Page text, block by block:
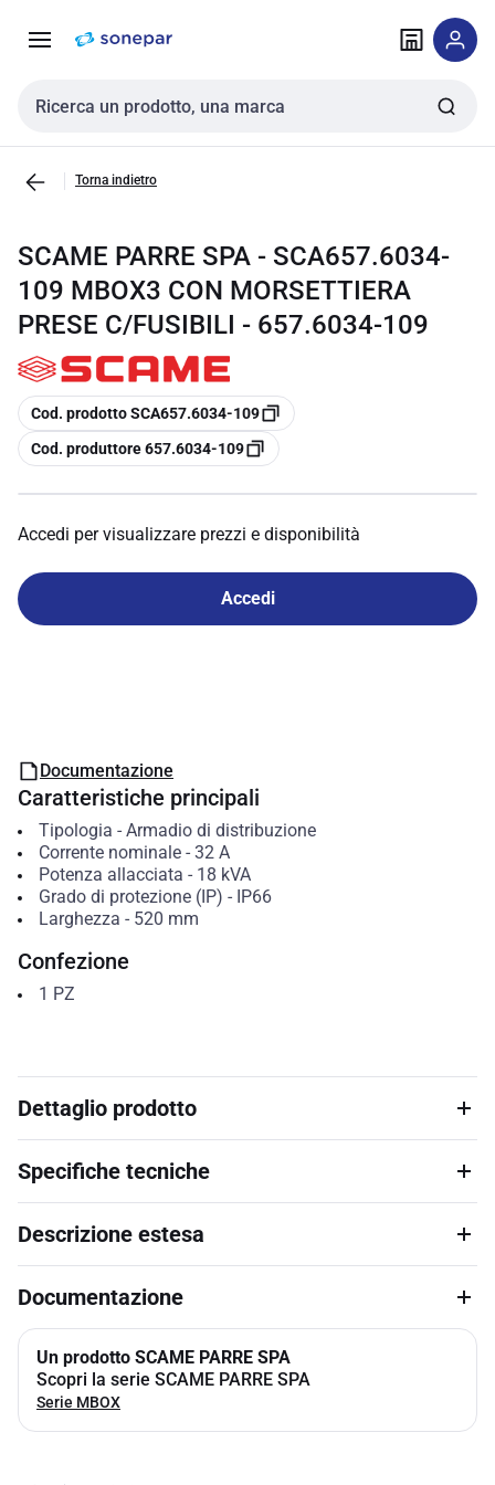
navigazione alla
Cerca input
Torna indietro
SCAME PARRE SPA - SCA657.6034-
109 MBOX3 CON MORSETTIERA
PRESE C/FUSIBILI - 657.6034-109
copia
Cod. prodotto SCA657.6034-109
copia
Cod. produttore 657.6034-109
Accedi per visualizzare prezzi e disponibilità
Accedi
Documentazione
Caratteristiche principali
Tipologia - Armadio di distribuzione
Corrente nominale- 32 A
Potenza allacciata - 18 kVA
Grado di protezione (IP) - IP66
Larghezza - 520 mm
Confezione
1 PZ
Dettaglio prodotto
Specifiche tecniche
Descrizione estesa
Documentazione
Un prodotto SCAME PARRE SPA
Scopri la serie SCAME PARRE SPA
Serie MBOX